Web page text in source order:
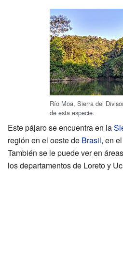
Río Moa, Sierra del
de esta especie.
Este pájaro se encuentra en la
región en el oeste de Brasil, en
También se le puede ver en
los departamentos de Loreto y